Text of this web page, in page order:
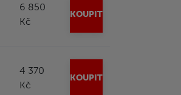
6 850
Kč
KOUPIT
4 370
Kč
KOUPIT